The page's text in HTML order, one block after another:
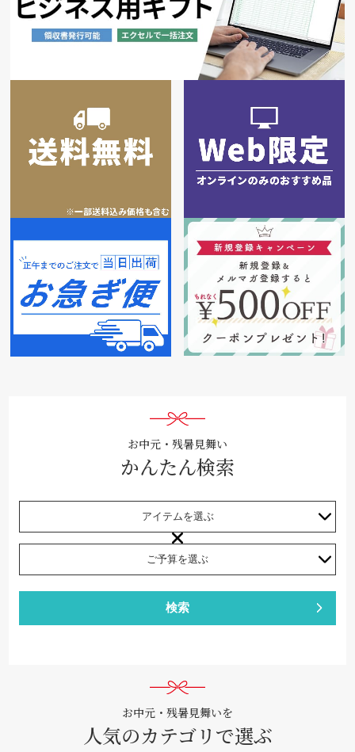
お中元・残暑見舞い
かんたん検索
検索
お中元・残暑見舞いを
人気のカテゴリで選ぶ